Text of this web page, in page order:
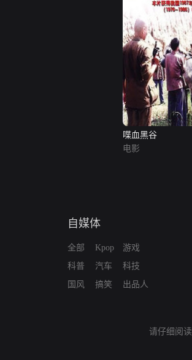
喋血黑谷
电影
自媒体
全部
科普
国风
Kpop
汽车
搞笑
游戏
科技
出品人
请仔细阅读